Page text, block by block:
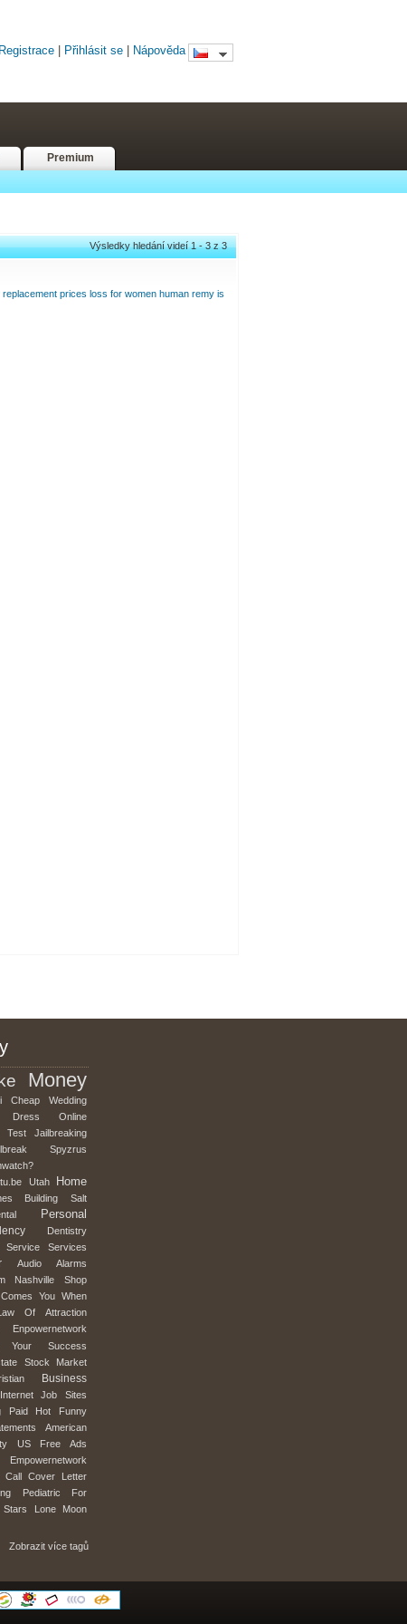
Registrace Přihlásit se Nápověda
Premium
Výsledky hledání videí 1 - 3 z 3
replacement prices loss for women human remy is
Money
Cheap
Wedding
Dress
Online
Test
Jailbreaking
Spyzrus
Utah Home
Building
Salt
Personal
Dentistry
Service
Services
Audio
Alarms
Nashville
Shop
Comes You When
Of
Attraction
Enpowernetwork
Your
Success
Stock Market
Business
Internet Job
Sites
Paid Hot
Funny
American
US Free
Ads
Empowernetwork
Call Cover
Letter
Pediatric
For
Stars Lone
Moon
Zobrazit více tagů